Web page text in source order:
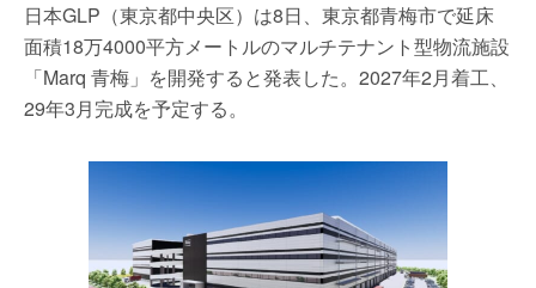
日本GLP（東京都中央区）は8日、東京都青梅市で延床
面積18万4000平方メートルのマルチテナント型物流施設
「Marq 青梅」を開発すると発表した。2027年2月着工、
29年3月完成を予定する。